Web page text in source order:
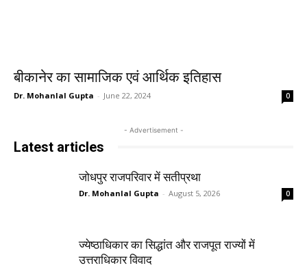
बीकानेर का सामाजिक एवं आर्थिक इतिहास
Dr. Mohanlal Gupta - June 22, 2024 0
- Advertisement -
Latest articles
जोधपुर राजपरिवार में सतीप्रथा
Dr. Mohanlal Gupta - August 5, 2026 0
ज्येष्ठाधिकार का सिद्धांत और राजपूत राज्यों में
उत्तराधिकार विवाद